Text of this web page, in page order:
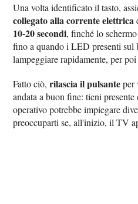
Una volta identificato il tasto,
collegato alla corrente elettrica
10-20 secondi, finché lo
fino a quando i LED presenti sul
lampeggiare rapidamente, per
Fatto ciò,rilascia il pulsanteper
andata a buon fine: tieni
operativo potrebbe impiegare
preoccuparti se, all'inizio, il TV